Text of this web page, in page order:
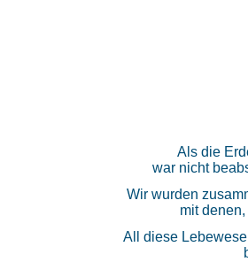
Als die
war nicht
Wir wurden
mit
All diese